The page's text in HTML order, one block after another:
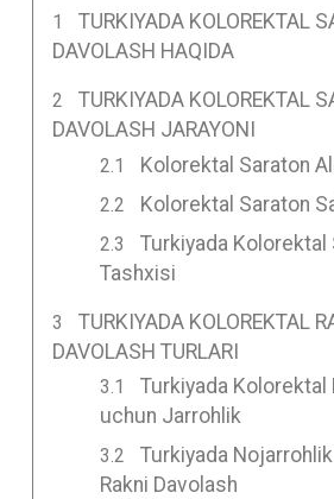
TURKIYADA KOLOREKTAL
DAVOLASH HAQIDA
TURKIYADA KOLOREKTAL
DAVOLASH JARAYONI
Kolorektal Saraton
Kolorektal Saraton
Turkiyada Kolorektal
Tashxisi
TURKIYADA KOLOREKTAL
DAVOLASH TURLARI
Turkiyada Kolorektal
uchun Jarrohlik
Turkiyada
Rakni Davolash